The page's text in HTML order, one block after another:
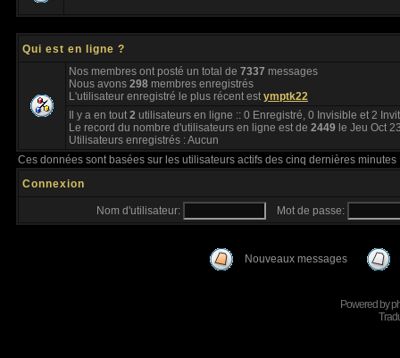
Qui est en ligne ?
Nos membres ont posté un total de 7337 messages
Nous avons 298 membres enregistrés
L'utilisateur enregistré le plus récent estymptk22
Il y a en tout2 utilisateurs en ligne :: 0 Enregistré, 0 Invisible et 2
Le record du nombre d'utilisateurs en ligne est de 2449 le Jeu Oct
Utilisateurs enregistrés : Aucun
Ces données sont basées sur les utilisateurs actifs des cinq dernières minutes
Connexion
Nom d'utilisateur: Mot de passe:
Nouveaux messages
Powered by